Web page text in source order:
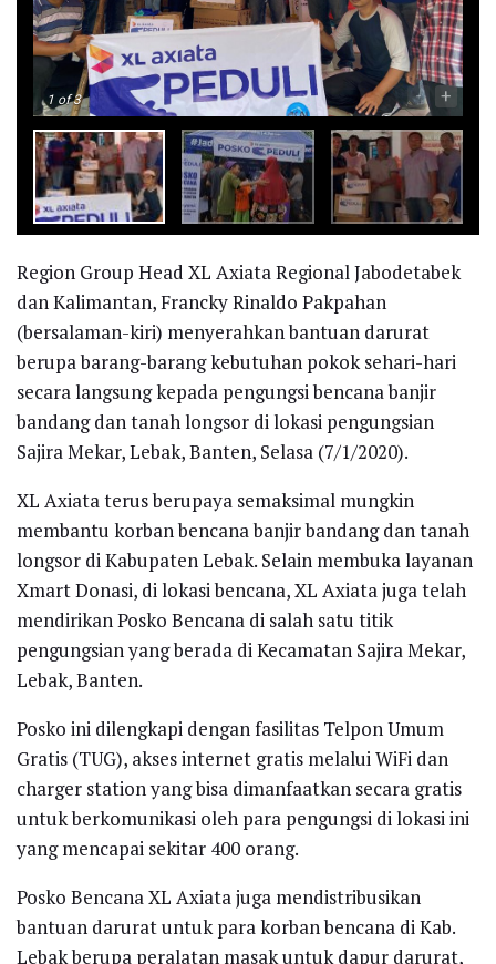
1 of 3 - +
Region Group Head XL Axiata Regional Jabodetabek
dan Kalimantan, Francky Rinaldo Pakpahan
(bersalaman-kiri) menyerahkan bantuan darurat
berupa barang-barang kebutuhan pokok sehari-hari
secara langsung kepada pengungsi bencana banjir
bandang dan tanah longsor di lokasi pengungsian
Sajira Mekar, Lebak, Banten, Selasa (7/1/2020).
XL Axiata terus berupaya semaksimal mungkin
membantu korban bencana banjir bandang dan tanah
longsor di Kabupaten Lebak. Selain membuka layanan
Xmart Donasi, di lokasi bencana, XL Axiata juga telah
mendirikan Posko Bencana di salah satu titik
pengungsian yang berada di Kecamatan Sajira Mekar,
Lebak, Banten.
Posko ini dilengkapi dengan fasilitas Telpon Umum
Gratis (TUG), akses internet gratis melalui WiFi dan
charger station yang bisa dimanfaatkan secara gratis
untuk berkomunikasi oleh para pengungsi di lokasi ini
yang mencapai sekitar 400 orang.
Posko Bencana XL Axiata juga mendistribusikan
bantuan darurat untuk para korban bencana di Kab.
Lebak berupa peralatan masak untuk dapur darurat,